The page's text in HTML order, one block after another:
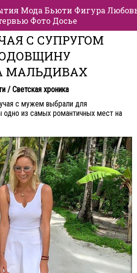
Мода Бьюти Фигура
Фото Досье
С СУПРУГОМ
МАЛЬДИВАХ
/ Светская хроника
с мужем выбрали для
одно из самых романтичных мест на